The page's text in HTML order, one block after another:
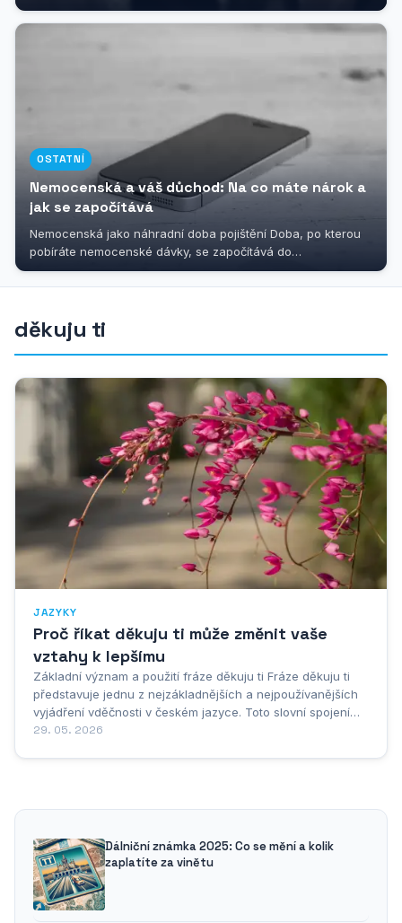
nezbytným krokem pro...
OSTATNÍ
Nemocenská a váš důchod: Na co máte nárok a
jak se započítává
Nemocenská jako náhradní doba pojištění Doba, po kterou
pobíráte nemocenské dávky, se započítává do
důchodového pojištění jako...
děkuju ti
JAZYKY
Proč říkat děkuju ti může změnit vaše
vztahy k lepšímu
Základní význam a použití fráze děkuju ti Fráze děkuju ti
představuje jednu z nejzákladnějších a nejpoužívanějších
vyjádření vděčnosti v českém jazyce. Toto slovní spojení
vychází z infinitivu děkovat a osobního zájmena ti, čímž
29. 05. 2026
Dálniční známka 2025: Co se mění a kolik
zaplatíte za vinětu